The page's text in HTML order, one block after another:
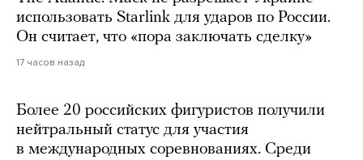
использовать Starlink для ударов по России.
Он считает, что «пора заключать сделку»
17 часов назад
Более 20 российских фигуристов получили
нейтральный статус для участия
в международных соревнованиях. Среди